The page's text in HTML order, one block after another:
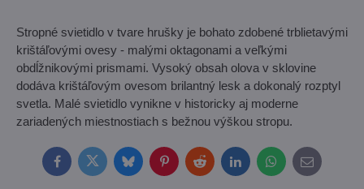
Stropné svietidlo v tvare hrušky je bohato zdobené trblietavými
krištáľovými ovesy - malými oktagonami a veľkými
obdĺžnikovými prismami. Vysoký obsah olova v sklovine
dodáva krištáľovým ovesom brilantný lesk a dokonalý rozptyl
svetla. Malé svietidlo vynikne v historicky aj moderne
zariadených miestnostiach s bežnou výškou stropu.
FacebookTwitterBlueskyPinterestRedditLinkedInWhatsApp
E-
mail